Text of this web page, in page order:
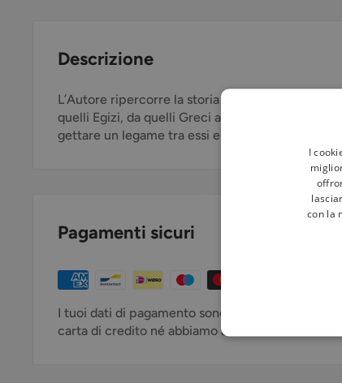
Descrizione
L’Autore ripercorre la storia e i contenuti degli
quelli Egizi, da quelli Greci a quelli Romani, da
gettare un legame tra essi e l’attuale Massoneria
Pagamenti sicuri
I tuoi dati di pagamento sono trattati in modo
carta di credito né abbiamo accesso alle
I
con la